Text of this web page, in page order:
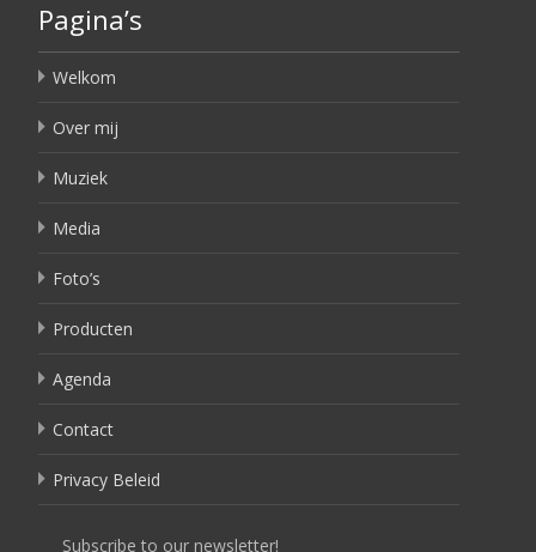
Pagina’s
Welkom
Over mij
Muziek
Media
Foto’s
Producten
Agenda
Contact
Privacy Beleid
Subscribe to our newsletter!